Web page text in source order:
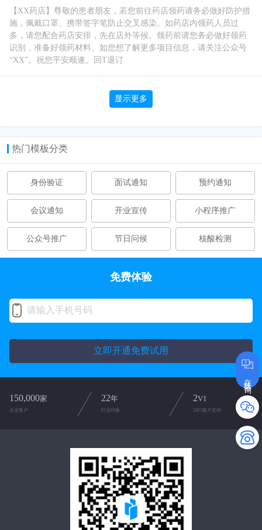
【XX药店】尊敬的患者朋友，若您前往药店领药请务必做好防护措
施，佩戴口罩、携带签字笔防止交叉感染。如药店内领药人员过
多，请您配合药店安排，先在店外等候。领药前请您务必做好领药
识别，准备好领药材料。如您想了解更多项目信息，请关注公众号
“XX”。祝您平安顺遂。回T退订
显示更多
热门模板分类
身份验证 面试通知 预约通知
会议通知 开业宣传 小程序推广
公众号推广 节日问候 核酸检测
在线咨询
免费体验
立即开通免费试用
150,000家
企业客户
22年
行业经验
2V1
2对1客户支持